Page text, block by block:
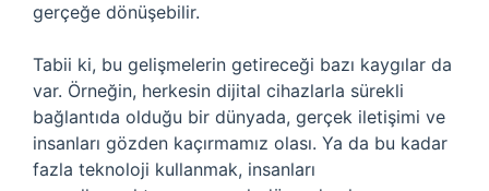
gerçeğe dönüşebilir.
Tabii ki, bu gelişmelerin getireceği bazı kaygılar da
var. Örneğin, herkesin dijital cihazlarla sürekli
bağlantıda olduğu bir dünyada, gerçek iletişimi ve
insanları gözden kaçırmamız olası. Ya da bu kadar
fazla teknoloji kullanmak, insanları